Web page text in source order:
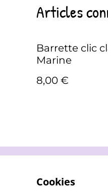
Articles
Barrette clic
Marine
8,00 €
Cookies